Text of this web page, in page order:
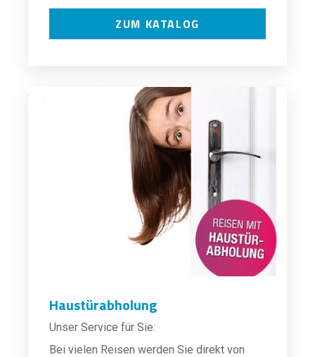
ZUM KATALOG
Haustürabholung
Unser Service für Sie:
Bei vielen Reisen werden Sie direkt von